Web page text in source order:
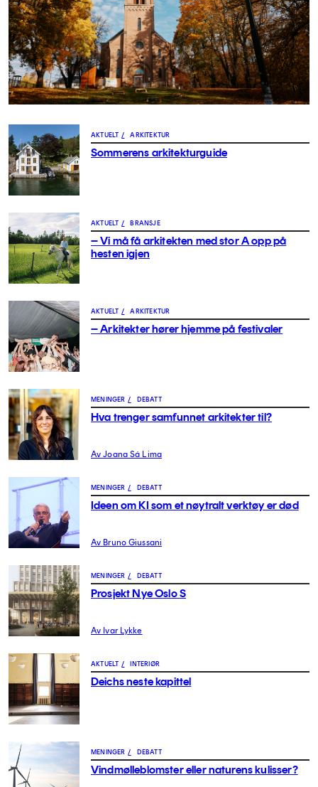
AKTUELT / ARKITEKTUR
Sommerens arkitekturguide
AKTUELT / BRANSJE
– Vi må få arkitekten med stor A opp på
hesten igjen
AKTUELT / ARKITEKTUR
– Arkitekter hører hjemme på festivaler
MENINGER / DEBATT
Hva trenger samfunnet arkitekter til?
Av Joana Sá Lima
MENINGER / DEBATT
Ideen om KI som et nøytralt verktøy er død
Av Bruno Giussani
MENINGER / DEBATT
Prosjekt Nye Oslo S
Av Ivar Lykke
AKTUELT / INTERIØR
Deichs neste kapittel
MENINGER / DEBATT
Vindmølleblomster eller naturens kulisser?